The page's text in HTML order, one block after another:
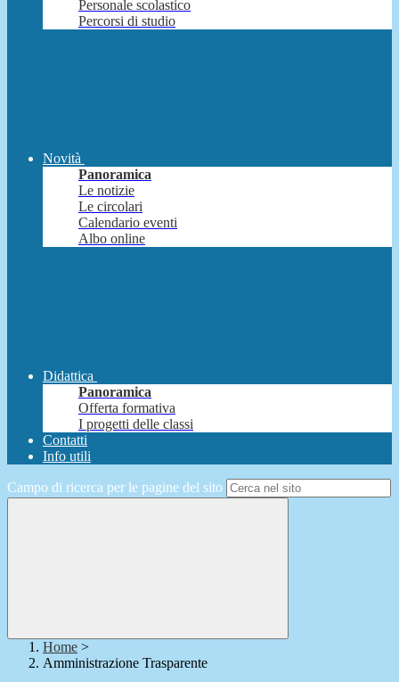
Personale scolastico
Percorsi di studio
Novità
Panoramica
Le notizie
Le circolari
Calendario eventi
Albo online
Didattica
Panoramica
Offerta formativa
I progetti delle classi
Contatti
Info utili
Campo di ricerca per le pagine del sito
Home >
Amministrazione Trasparente